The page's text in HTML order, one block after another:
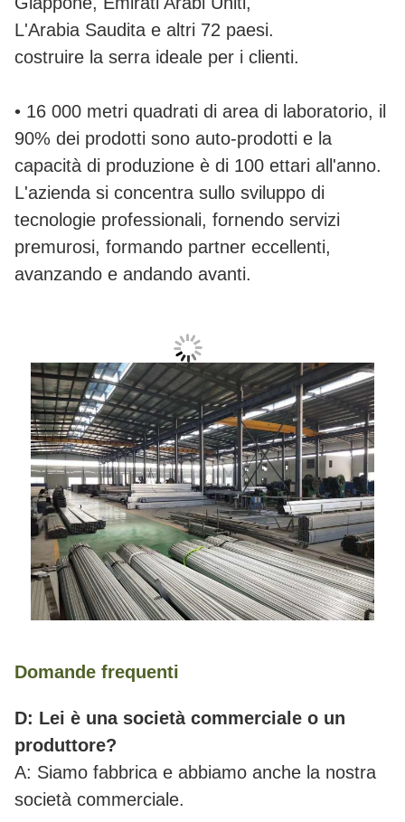
L'Arabia Saudita e altri 72 paesi.
costruire la serra ideale per i clienti.
• 16 000 metri quadrati di area di laboratorio, il
90% dei prodotti sono auto-prodotti e la
capacità di produzione è di 100 ettari all'anno.
L'azienda si concentra sullo sviluppo di
tecnologie professionali, fornendo servizi
premurosi, formando partner eccellenti,
avanzando e andando avanti.
Domande frequenti
D: Lei è una società commerciale o un
produttore?
A: Siamo fabbrica e abbiamo anche la nostra
società commerciale.